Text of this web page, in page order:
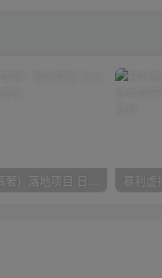
得物搬砖（高奢）落地项目 日入5000+